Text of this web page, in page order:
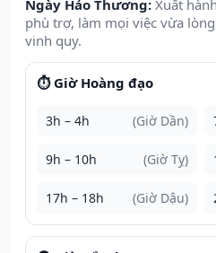
Ngày Hảo Thương: Xuất
phù trợ, làm mọi việc vừa
vinh quy.
⏱️ Giờ Hoàng đạo
3h – 4h (Giờ Dần)
9h – 10h (Giờ Tỵ)
17h – 18h (Giờ Dậu)